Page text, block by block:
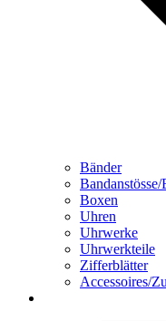
Bänder
Boxen
Uhren
Uhrwerke
Uhrwerkteile
Zifferblätter
Accessoires/